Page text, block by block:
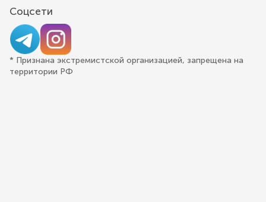
Соцсети
* Признана экстремистской организацией, запрещена на
территории РФ